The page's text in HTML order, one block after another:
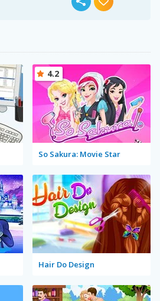
So Sakura: Movie Star
4.2
Hair Do Design